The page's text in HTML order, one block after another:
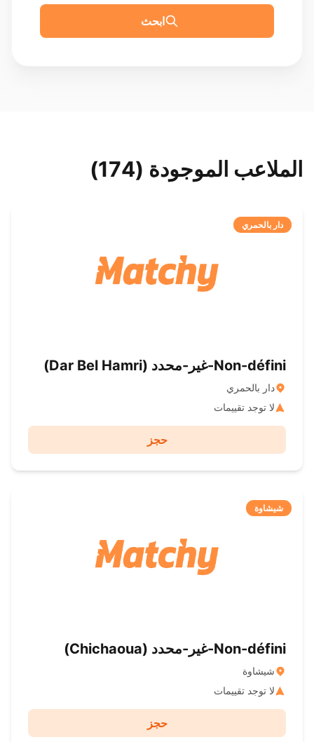
ابحث
الملاعب الموجودة (174)
دار بالحمري
Non-défini-غير-محدد ( Dar Bel Hamri)
دار بالحمري
لا توجد تقييمات
حجز
شيشاوة
Non-défini-غير-محدد ( Chichaoua)
شيشاوة
لا توجد تقييمات
حجز